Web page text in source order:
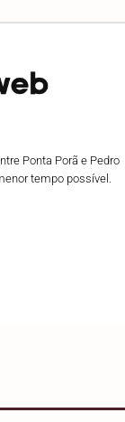
Ponta Porã e Pedro
tempo possível.